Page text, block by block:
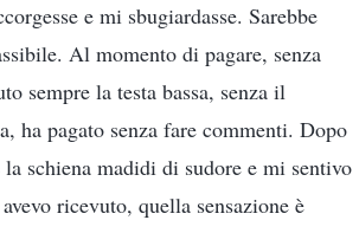
e mi sbugiardasse. Sarebbe
Al momento di pagare, senza
sempre la testa bassa, senza il
ha pagato senza fare commenti. Dopo
schiena madidi di sudore e mi sentivo
ricevuto, quella sensazione è